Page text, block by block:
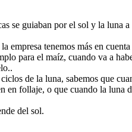
se guiaban por el sol y la luna a
empresa tenemos más en
para el maíz, cuando va a
de la luna, sabemos que
en follaje, o que cuando la luna
del sol.